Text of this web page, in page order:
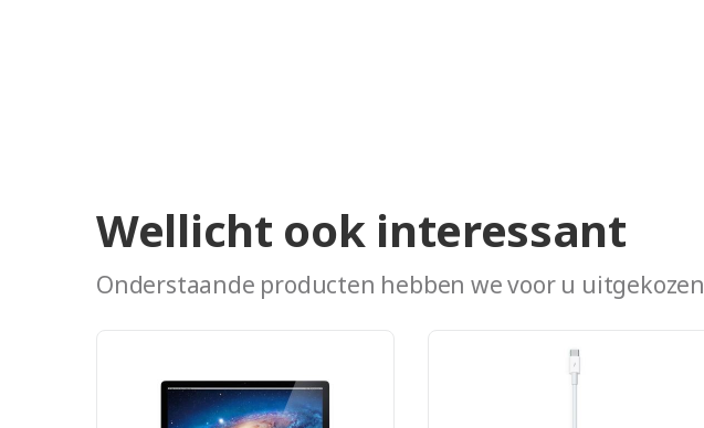
Wellicht ook interessant
Onderstaande producten hebben we voor u uitgekozen